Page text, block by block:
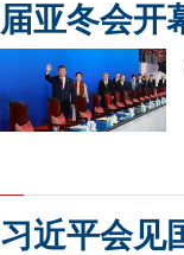
届亚冬会开
习近平会见